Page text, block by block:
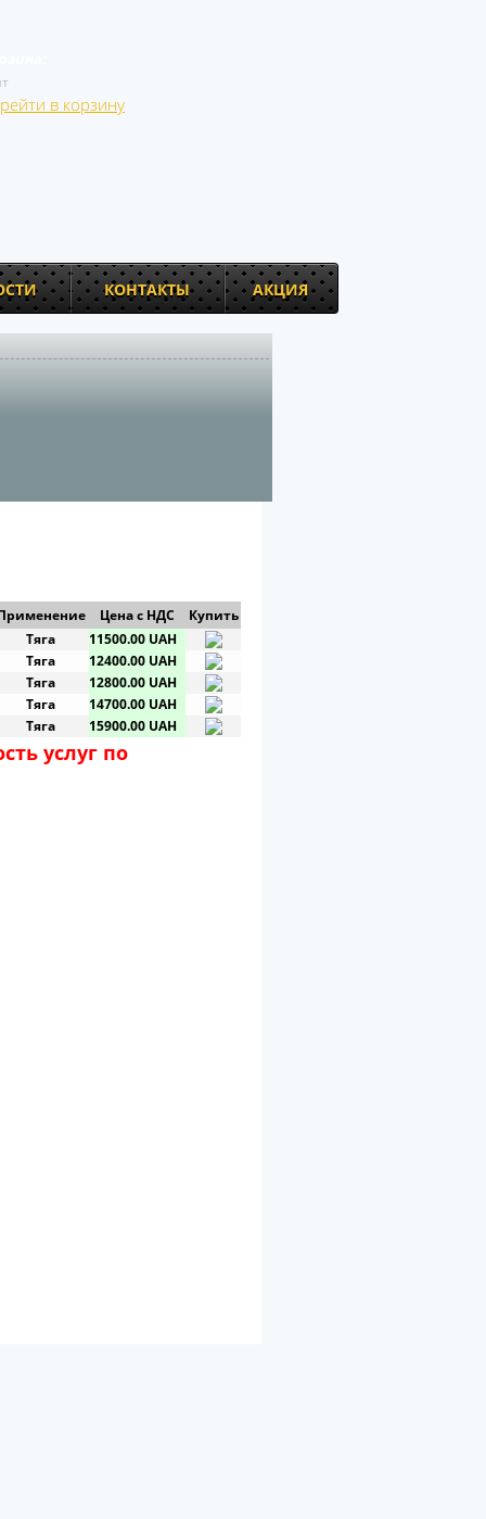
в корзину
КОНТАКТЫ АКЦИЯ
Цена с НДС
Купить
Тяга
11500.00 UAH
Тяга
12400.00 UAH
Тяга
12800.00 UAH
Тяга
14700.00 UAH
Тяга
15900.00 UAH
услуг по